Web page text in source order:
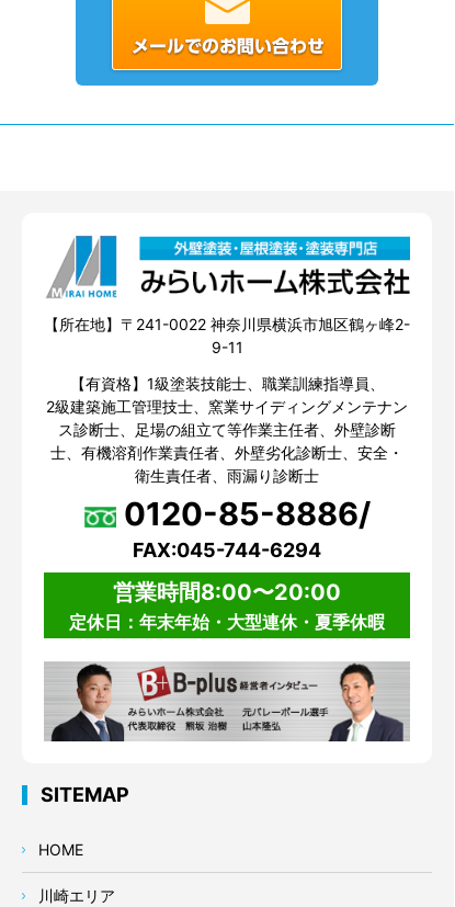
【所在地】〒241-0022 神奈川県横浜市旭区鶴ヶ峰2-
9-11
【有資格】1級塗装技能士、職業訓練指導員、
2級建築施工管理技士、窯業サイディングメンテナン
ス診断士、足場の組立て等作業主任者、外壁診断
士、有機溶剤作業責任者、外壁劣化診断士、安全・
衛生責任者、雨漏り診断士
0120-85-8886/
FAX:045-744-6294
営業時間8:00〜20:00
定休日：年末年始・大型連休・夏季休暇
SITEMAP
HOME
川崎エリア